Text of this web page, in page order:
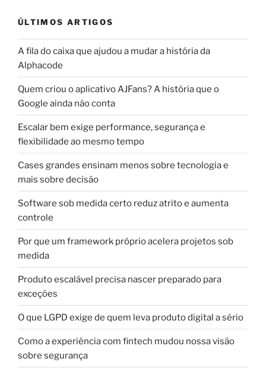
ÚLTIMOS ARTIGOS
A fila do caixa que ajudou a mudar a história da
Alphacode
Quem criou o aplicativo AJFans? A história que o
Google ainda não conta
Escalar bem exige performance, segurança e
flexibilidade ao mesmo tempo
Cases grandes ensinam menos sobre tecnologia e
mais sobre decisão
Software sob medida certo reduz atrito e aumenta
controle
Por que um framework próprio acelera projetos sob
medida
Produto escalável precisa nascer preparado para
exceções
O que LGPD exige de quem leva produto digital a sério
Como a experiência com fintech mudou nossa visão
sobre segurança